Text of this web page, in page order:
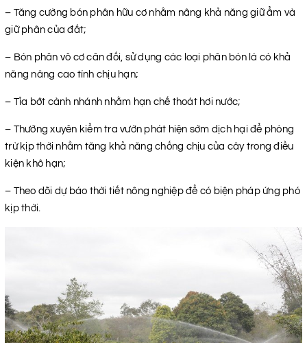
– Tăng cường bón phân hữu cơ nhằm nâng khả năng giữ ẩm và
giữ phân của đất;
– Bón phân vô cơ cân đối, sử dụng các loại phân bón lá có khả
năng nâng cao tính chịu hạn;
– Tỉa bớt cành nhánh nhằm hạn chế thoát hơi nước;
– Thường xuyên kiểm tra vườn phát hiện sớm dịch hại để phòng
trừ kịp thời nhằm tăng khả năng chống chịu của cây trong điều
kiện khô hạn;
– Theo dõi dự báo thời tiết nông nghiệp để có biện pháp ứng phó
kịp thời.